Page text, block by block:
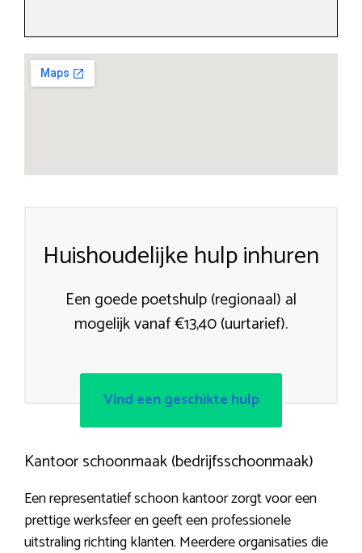
Huishoudelijke hulp inhuren
Een goede poetshulp (regionaal) al
mogelijk vanaf €13,40 (uurtarief).
Vind een geschikte hulp
Kantoor schoonmaak (bedrijfsschoonmaak)
Een representatief schoon kantoor zorgt voor een
prettige werksfeer en geeft een professionele
uitstraling richting klanten. Meerdere organisaties die